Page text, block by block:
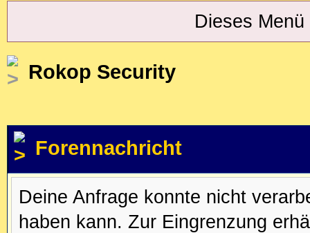
Dieses
Rokop Security
Forennachricht
Deine Anfrage konnte nicht
haben kann. Zur Eingrenzung